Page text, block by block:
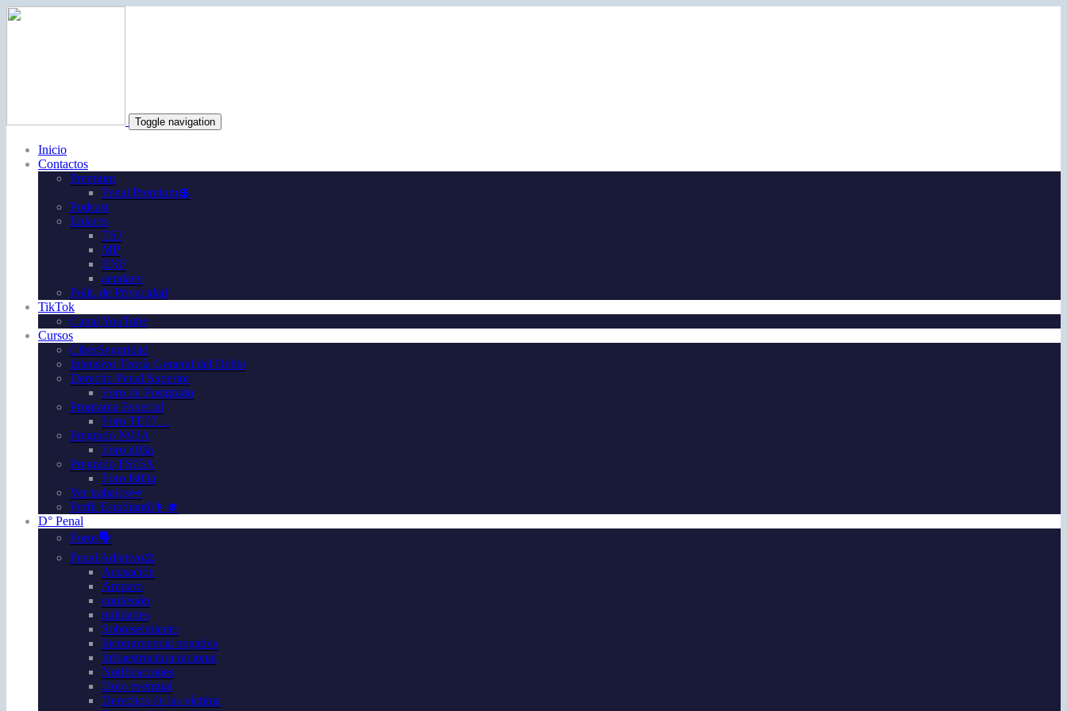
Toggle navigation
Inicio
Contactos
Premium
Penal Premium💲
Podcast
Enlaces
TSJ
MP
ENF
aepdaev
Polít. de Privacidad
TikTok
Canal YouTube
Cursos
CiberSeguridad
Intensivo Teoría General del Delito
Derecho Penal Superior
Foro de Postgrado
Programa Especial
Foro TE07…
Pregrado N03A
Foro n03a
Pregrado FS03A
Foro fs03a
Ver trabajos👀
Perfil Estudiantil👩‍🎓
D° Penal
Foros🗣️
Penal Adjetivo⚖️
Acusación
Amparo
confesión
nulidades
Sobreseimiento
Incongruencia negativa
Infraestructura racional
Notificaciones
Dolo eventual
Derechos de las víctima